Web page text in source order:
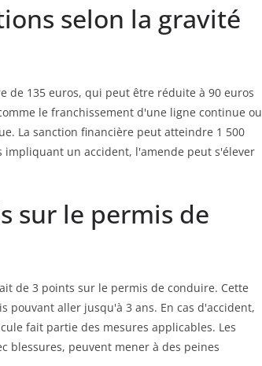
selon la gravité
de 135 euros, qui peut être réduite à 90 euros
le franchissement d'une ligne continue ou
La sanction financière peut atteindre 1 500
impliquant un accident, l'amende peut s'élever
sur le permis de
de 3 points sur le permis de conduire. Cette
pouvant aller jusqu'à 3 ans. En cas d'accident,
fait partie des mesures applicables. Les
blessures, peuvent mener à des peines